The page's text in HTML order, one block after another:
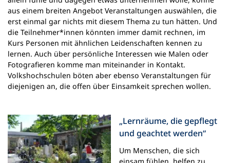
aus einem breiten Angebot Veranstaltungen auswählen, die
erst einmal gar nichts mit diesem Thema zu tun hätten. Und
die Teilnehmer*innen könnten immer damit rechnen, im
Kurs Personen mit ähnlichen Leidenschaften kennen zu
lernen. Auch über persönliche Interessen wie Malen oder
Fotografieren komme man miteinander in Kontakt.
Volkshochschulen böten aber ebenso Veranstaltungen für
diejenigen an, die offen über Einsamkeit sprechen wollen.
„Lernräume, die gepflegt
und geachtet werden“
Um Menschen, die sich
einsam fühlen, helfen zu